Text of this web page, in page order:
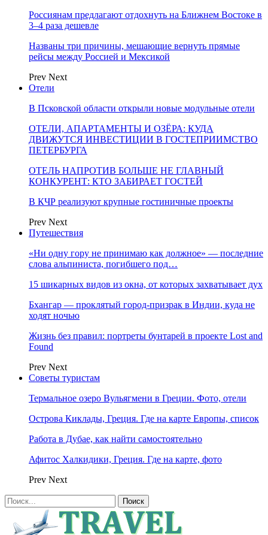
Россиянам предлагают отдохнуть на Ближнем Востоке в
3–4 раза дешевле
Названы три причины, мешающие вернуть прямые
рейсы между Россией и Мексикой
Prev Next
Отели
В Псковской области открыли новые модульные отели
ОТЕЛИ, АПАРТАМЕНТЫ И ОЗЁРА: КУДА
ДВИЖУТСЯ ИНВЕСТИЦИИ В ГОСТЕПРИИМСТВО
ПЕТЕРБУРГА
ОТЕЛЬ НАПРОТИВ БОЛЬШЕ НЕ ГЛАВНЫЙ
КОНКУРЕНТ: КТО ЗАБИРАЕТ ГОСТЕЙ
В КЧР реализуют крупные гостиничные проекты
Prev Next
Путешествия
«Ни одну гору не принимаю как должное» — последние
слова альпиниста, погибшего под…
15 шикарных видов из окна, от которых захватывает дух
Бхангар — проклятый город-призрак в Индии, куда не
ходят ночью
Жизнь без правил: портреты бунтарей в проекте Lost and
Found
Prev Next
Советы туристам
Термальное озеро Вульягмени в Греции. Фото, отели
Острова Киклады, Греция. Где на карте Европы, список
Работа в Дубае, как найти самостоятельно
Афитос Халкидики, Греция. Где на карте, фото
Prev Next